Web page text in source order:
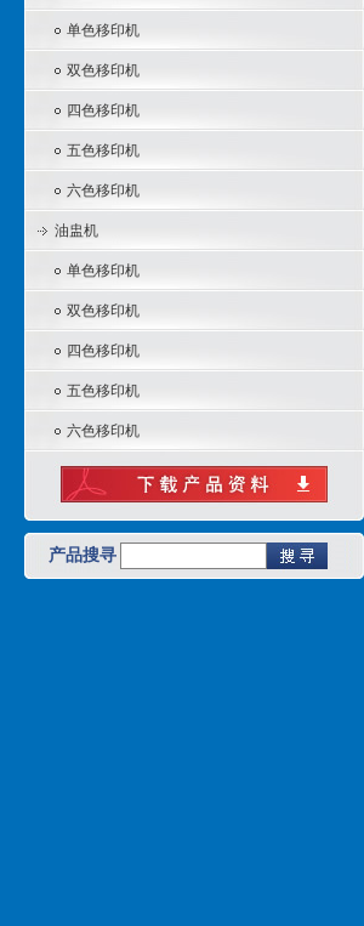
单色移印机
双色移印机
四色移印机
五色移印机
六色移印机
油盅机
单色移印机
双色移印机
四色移印机
五色移印机
六色移印机
产品搜寻